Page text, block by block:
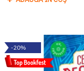
-20%